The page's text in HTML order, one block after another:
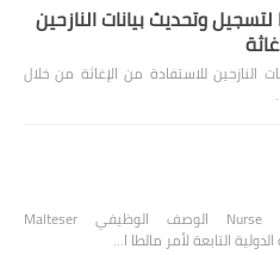
لتسجيل وتحديث بيانات النازحين
النازحين للاستفادة من الإغاثة من خلال
المسمى الوظيفي: Nurse الوصف الوظيفي Malteser